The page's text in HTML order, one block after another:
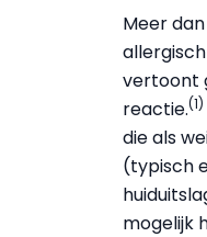
Meer
vertoont
reactie.(1)
die als
(typisch
mogelijk